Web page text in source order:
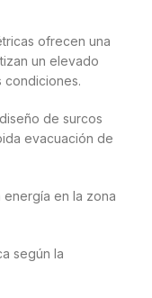
ofrecen una
un elevado
condiciones.
diseño de surcos
evacuación de
energía en la zona
según la